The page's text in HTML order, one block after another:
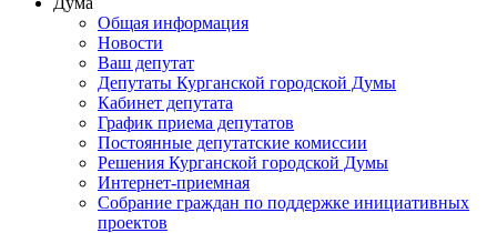
Общая информация
Новости
Ваш депутат
Депутаты Курганской городской Думы
Кабинет депутата
График приема депутатов
Постоянные депутатские комиссии
Решения Курганской городской Думы
Интернет-приемная
Собрание граждан по поддержке инициативных
проектов